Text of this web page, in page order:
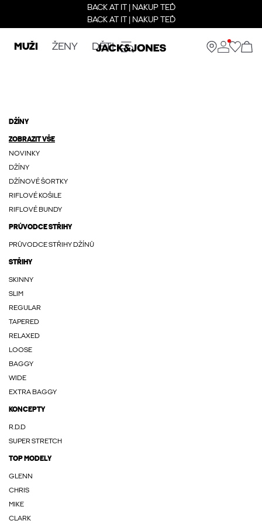
BACK AT IT | NAKUP TEĎ
BACK AT IT | NAKUP TEĎ
MUŽI ŽENY DĚTI
DŽÍNY
ZOBRAZIT VŠE
NOVINKY
DŽÍNY
DŽÍNOVÉ ŠORTKY
RIFLOVÉ KOŠILE
RIFLOVÉ BUNDY
PRŮVODCE STŘIHY
PRŮVODCE STŘIHY DŽÍNŮ
STŘIHY
SKINNY
SLIM
REGULAR
TAPERED
RELAXED
LOOSE
BAGGY
WIDE
EXTRA BAGGY
KONCEPTY
R.D.D
SUPER STRETCH
TOP MODELY
GLENN
CHRIS
MIKE
CLARK